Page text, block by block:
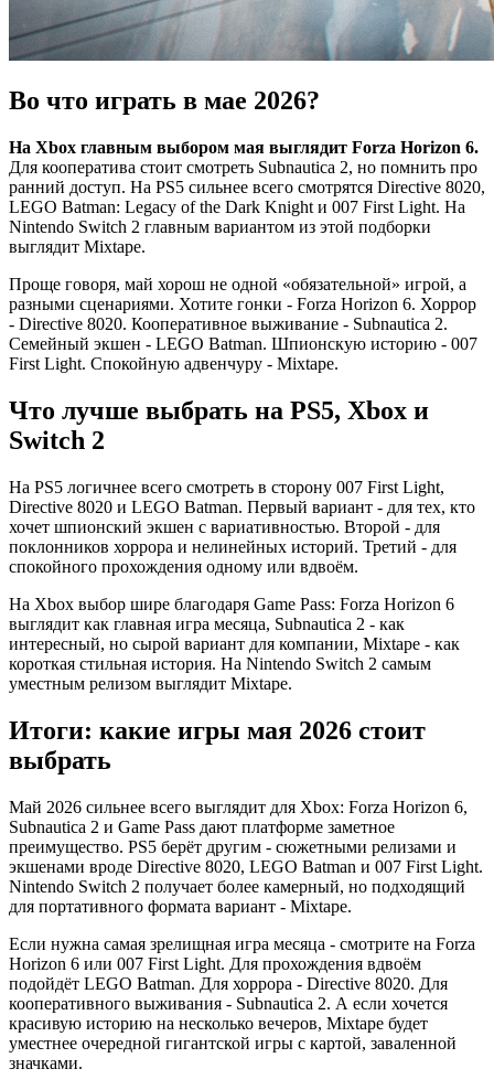
Во что играть в мае 2026?
На Xbox главным выбором мая выглядит Forza Horizon 6.
Для кооператива стоит смотреть Subnautica 2, но помнить про
ранний доступ. На PS5 сильнее всего смотрятся Directive 8020,
LEGO Batman: Legacy of the Dark Knight и 007 First Light. На
Nintendo Switch 2 главным вариантом из этой подборки
выглядит Mixtape.
Проще говоря, май хорош не одной «обязательной» игрой, а
разными сценариями. Хотите гонки - Forza Horizon 6. Хоррор
- Directive 8020. Кооперативное выживание - Subnautica 2.
Семейный экшен - LEGO Batman. Шпионскую историю - 007
First Light. Спокойную адвенчуру - Mixtape.
Что лучше выбрать на PS5, Xbox и
Switch 2
На PS5 логичнее всего смотреть в сторону 007 First Light,
Directive 8020 и LEGO Batman. Первый вариант - для тех, кто
хочет шпионский экшен с вариативностью. Второй - для
поклонников хоррора и нелинейных историй. Третий - для
спокойного прохождения одному или вдвоём.
На Xbox выбор шире благодаря Game Pass: Forza Horizon 6
выглядит как главная игра месяца, Subnautica 2 - как
интересный, но сырой вариант для компании, Mixtape - как
короткая стильная история. На Nintendo Switch 2 самым
уместным релизом выглядит Mixtape.
Итоги: какие игры мая 2026 стоит
выбрать
Май 2026 сильнее всего выглядит для Xbox: Forza Horizon 6,
Subnautica 2 и Game Pass дают платформе заметное
преимущество. PS5 берёт другим - сюжетными релизами и
экшенами вроде Directive 8020, LEGO Batman и 007 First Light.
Nintendo Switch 2 получает более камерный, но подходящий
для портативного формата вариант - Mixtape.
Если нужна самая зрелищная игра месяца - смотрите на Forza
Horizon 6 или 007 First Light. Для прохождения вдвоём
подойдёт LEGO Batman. Для хоррора - Directive 8020. Для
кооперативного выживания - Subnautica 2. А если хочется
красивую историю на несколько вечеров, Mixtape будет
уместнее очередной гигантской игры с картой, заваленной
значками.